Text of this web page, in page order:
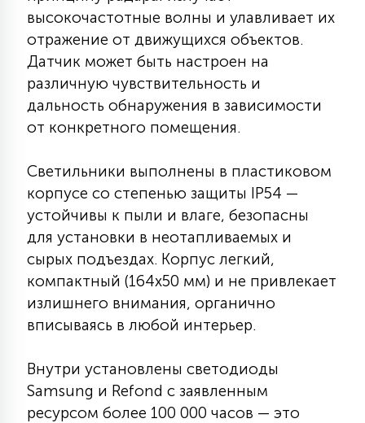
УПРАВЛЕНИЕ СВЕТОМ
КОМПЛЕКТУЮЩИЕ
ПОДВЕСНЫЕ
НАПОЛЬНЫЕ
НАСТЕННЫЕ
С УПРАВЛЕНИЕМ
высокочастотные волны и улавливает их
отражение от движущихся объектов.
Датчик может быть настроен на
различную чувствительность и
дальность обнаружения в зависимости
от конкретного помещения.
Светильники выполнены в пластиковом
корпусе со степенью защиты IP54 —
устойчивы к пыли и влаге, безопасны
для установки в неотапливаемых и
сырых подъездах. Корпус легкий,
компактный (164х50 мм) и не привлекает
излишнего внимания, органично
вписываясь в любой интерьер.
Внутри установлены светодиоды
Samsung и Refond с заявленным
ресурсом более 100 000 часов — это